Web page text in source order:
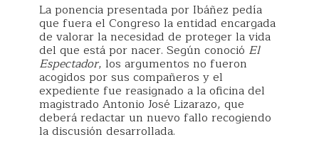
La ponencia presentada por Ibáñez pedía
que fuera el Congreso la entidad encargada
de valorar la necesidad de proteger la vida
del que está por nacer. Según conoció El
Espectador, los argumentos no fueron
acogidos por sus compañeros y el
expediente fue reasignado a la oficina del
magistrado Antonio José Lizarazo, que
deberá redactar un nuevo fallo recogiendo
la discusión desarrollada.